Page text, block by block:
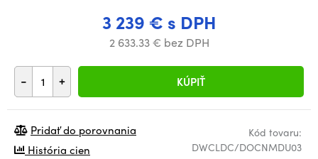
3 239 € s DPH
2 633.33 € bez DPH
- + KÚPIŤ
Kód tovaru:
DWCLDC/DOCNMDU03
Pridať do porovnania
História cien